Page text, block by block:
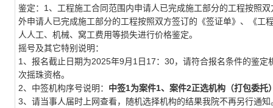
鉴定： 1 、工程施工合同范围内申请人已完成施工部分的工程按照
外申请人已完成施工部分的工程按照双方签订的《签证单》、《工
人人工、机械、窝工费用等损失进行价格鉴定。
摇号及其它特别说明：
1 、报名截止日期为2025年9月 1 日 17： 30，请符合报名条件的鉴定
次摇珠资格。
2、中签机构序号说明： 中签1为案件1、案件2正选机构（打包委托
3、请当事人届时上网查看，随机选择机构的结果我院不再另行通知